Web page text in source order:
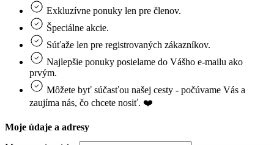
Exkluzívne ponuky len pre členov.
Špeciálne akcie.
Súťaže len pre registrovaných zákazníkov.
Najlepšie ponuky posielame do Vášho e-mailu ako
prvým.
Môžete byť súčasťou našej cesty - počúvame Vás a
zaujíma nás, čo chcete nosiť. ❤️
Moje údaje a adresy